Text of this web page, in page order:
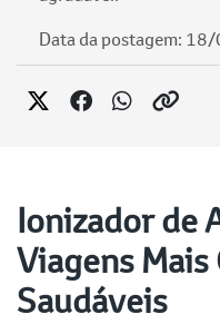
Data da postagem:
Ionizador de
Viagens
Saudáveis